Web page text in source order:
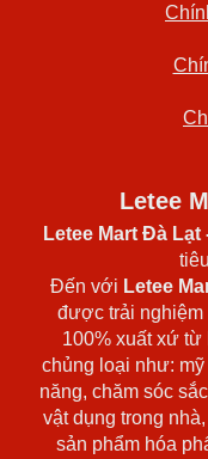
Letee
Letee Mart Đà Lạt
Đến với Letee
được trải nghiệm
100% xuất xứ từ
chủng loại như:
năng, chăm sóc
vật dụng trong
sản phẩm hóa